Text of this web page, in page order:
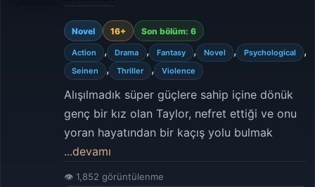
Novel 16+ Son bölüm: 6
Action , Drama , Fantasy , Novel , Psychological ,
Seinen , Thriller , Violence
Alışılmadık süper güçlere sahip içine dönük
genç bir kız olan Taylor, nefret ettiği ve onu
yoran hayatından bir kaçış yolu bulmak
...devamı
👁 1,852 görüntülenme